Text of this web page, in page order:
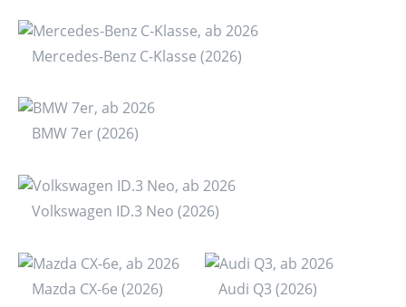
Mercedes-Benz C-Klasse (2026)
BMW 7er (2026)
Volkswagen ID.3 Neo (2026)
Mazda CX-6e (2026) Audi Q3 (2026)